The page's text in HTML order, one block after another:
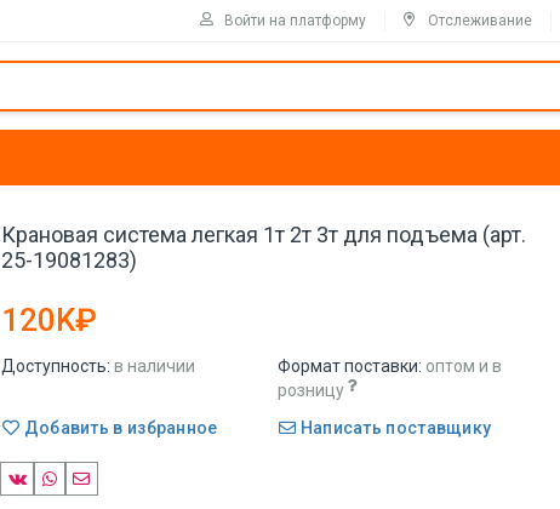
Войти на платформу Отслеживание
Крановая система легкая 1т 2т 3т для подъема (арт.
25-19081283)
120K₽
Доступность: в наличии Формат поставки: оптом и в
розницу
Добавить в избранное
Написать поставщику